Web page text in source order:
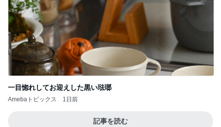
一目惚れしてお迎えした黒い琺瑯
Amebaトピックス 1日前
記事を読む